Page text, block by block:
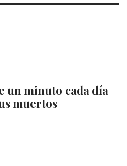
un minuto cada día
muertos